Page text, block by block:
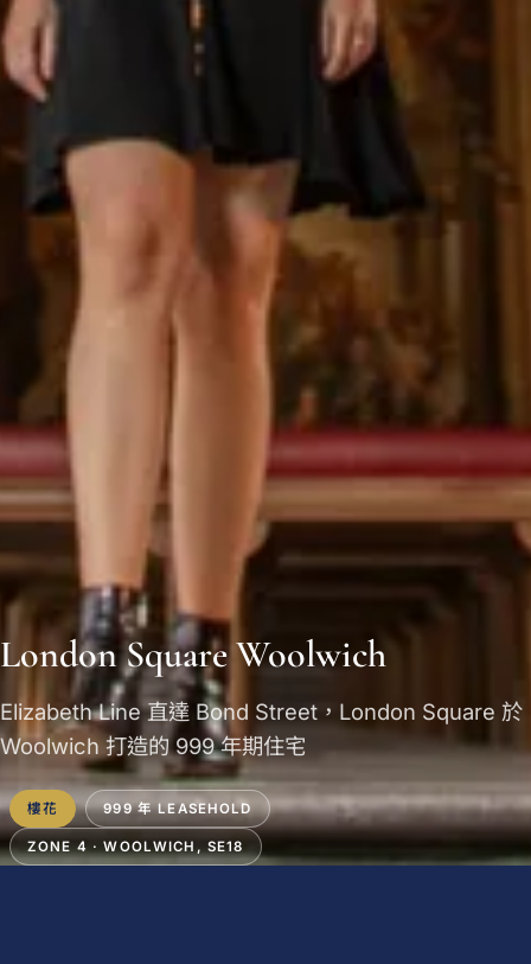
London Square Woolwich
Elizabeth Line 直達 Bond Street，London Square 於
Woolwich 打造的 999 年期住宅
樓花 999 年 LEASEHOLD
ZONE 4 · WOOLWICH, SE18